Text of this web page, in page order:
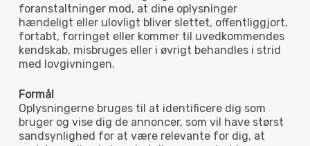
foranstaltninger mod, at dine oplysninger
hændeligt eller ulovligt bliver slettet, offentliggjort,
fortabt, forringet eller kommer til uvedkommendes
kendskab, misbruges eller i øvrigt behandles i strid
med lovgivningen.
Formål
Oplysningerne bruges til at identificere dig som
bruger og vise dig de annoncer, som vil have størst
sandsynlighed for at være relevante for dig, at